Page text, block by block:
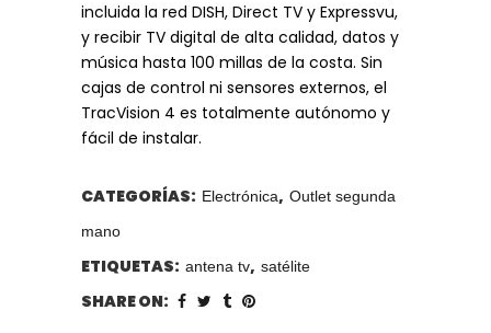
incluida la red DISH, Direct TV y Expressvu,
y recibir TV digital de alta calidad, datos y
música hasta 100 millas de la costa. Sin
cajas de control ni sensores externos, el
TracVision 4 es totalmente autónomo y
fácil de instalar.
CATEGORÍAS: Electrónica, Outlet segunda
mano
ETIQUETAS: antena tv, satélite
SHARE ON: